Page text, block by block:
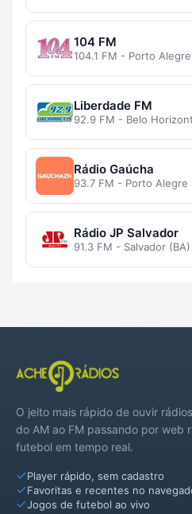
104 FM
104.1 FM - Porto Alegre
Liberdade FM
92.9 FM - Belo
Rádio Gaúcha
93.7 FM - Porto Alegre
Rádio JP Salvador
91.3 FM - Salvador (BA)
O jeito mais rápido de ouvir
do AM ao FM passando por web
futebol em tempo real.
Player rápido, sem cadastro
Favoritas e recentes no
Jogos de futebol ao vivo